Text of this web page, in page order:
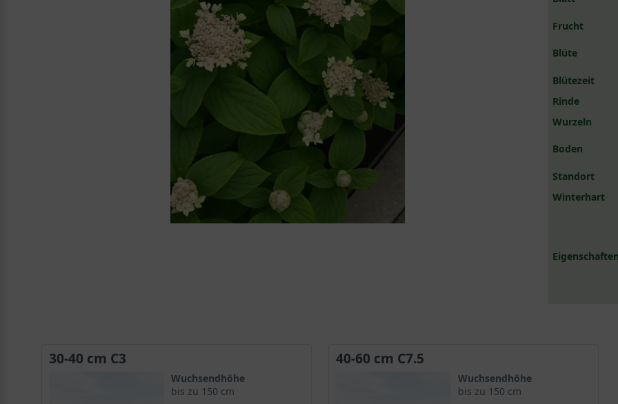
Frucht
Blüte
Blütezeit
Rinde
Wurzeln
Boden
Standort
Winterhart
30-40 cm C3
Wuchsendhöhe
bis zu 150 cm
40-60 cm C7.5
Wuchsendhöhe
bis zu 150 cm